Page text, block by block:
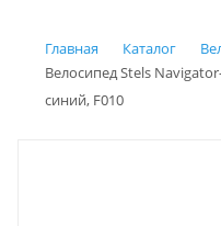
Главная Каталог
Велосипед Stels
синий, F010